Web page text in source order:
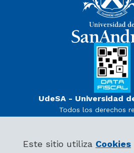
Este sitio utiliza Cookies
UdeSA - Universidad
Todos los derechos
Decreto PEN